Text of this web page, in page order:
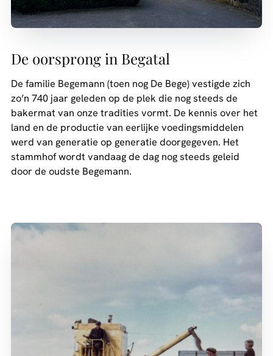
De oorsprong in Begatal
De familie Begemann (toen nog De Bege) vestigde zich
zo’n 740 jaar geleden op de plek die nog steeds de
bakermat van onze tradities vormt. De kennis over het
land en de productie van eerlijke voedingsmiddelen
werd van generatie op generatie doorgegeven. Het
stammhof wordt vandaag de dag nog steeds geleid
door de oudste Begemann.